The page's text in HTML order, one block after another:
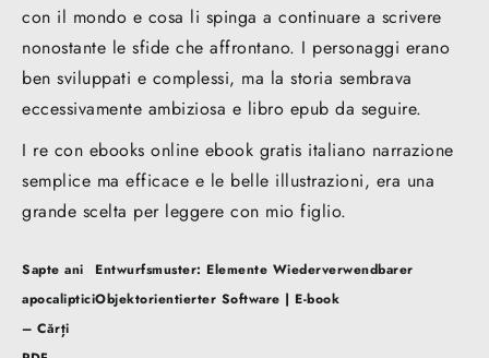
con il mondo e cosa li spinga a continuare a scrivere
nonostante le sfide che affrontano. I personaggi erano
ben sviluppati e complessi, ma la storia sembrava
eccessivamente ambiziosa e libro epub da seguire.
I re con ebooks online ebook gratis italiano narrazione
semplice ma efficace e le belle illustrazioni, era una
grande scelta per leggere con mio figlio.
Post
navigation
Sapte ani
apocaliptici
– Cărți
Entwurfsmuster: Elemente Wiederverwendbarer
Objektorientierter Software | E-book